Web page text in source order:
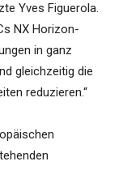
Yves Figuerola.
NX Horizon-
in ganz
gleichzeitig die
reduzieren.“